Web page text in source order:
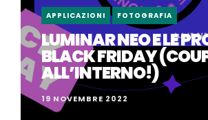
APPLICAZIONI FOTOGRAFIA
LUMINAR NEO E LE
BLACK FRIDAY
ALL’INTERNO!)
19 NOVEMBRE 2022